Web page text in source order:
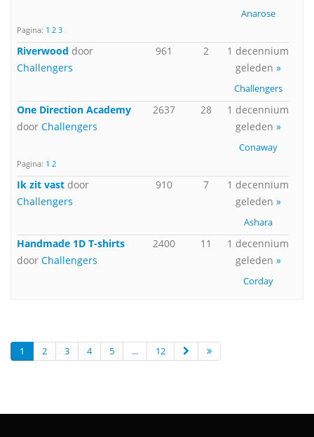
Pagina: 1 2 3
Anarose
Riverwood door
Challengers
961 2
1 decennium
geleden »
Challengers
One Direction Academy
door Challengers
Pagina: 1 2
2637 28
1 decennium
geleden »
Conaway
Ik zit vast door
Challengers
910 7
1 decennium
geleden »
Ashara
Handmade 1D T-shirts
door Challengers
2400 11
1 decennium
geleden »
Corday
1 2 3 4 5 ... 12